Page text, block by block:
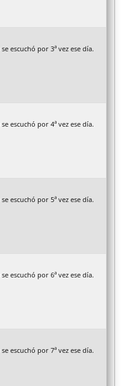
escuchó por 3a vez ese día.
escuchó por 4a vez ese día.
escuchó por 5a vez ese día.
escuchó por 6a vez ese día.
escuchó por 7a vez ese día.